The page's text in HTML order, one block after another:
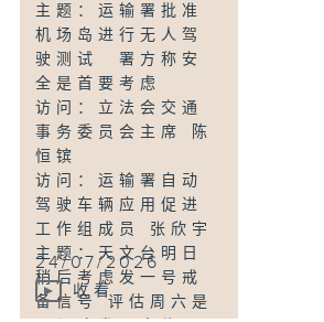
思豪
主题：酒店及宾馆
须提供防烟头套本
月起生效设一年宽
限期
访问：香港餐旅业
协会主席 梁熙
主题：港大首推社
区药剂师主导骨质
疏松症筛查服务
访问：香港大学李
嘉诚医学院药理及
药剂学系副教授 张
主题：运输署批准
机场岛进行无人驾
驶测试 署方称安
全是首要考虑
访问：立法会交通
事务委员会主席 陈
恒镔
访问：运输署自动
驾驶车辆应用促进
工作组成员 张欣宇
主题：天文台明日
稍后考虑发一号戒
备信号 评估周六是
24/07/2026
收看